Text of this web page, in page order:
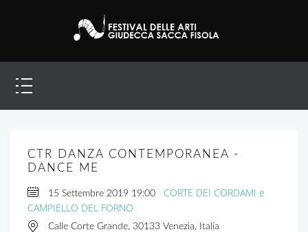
CTR DANZA CONTEMPORANEA -
DANCE ME
15 Settembre 2019 19:00
CORTE DEI CORDAMI e
CAMPIELLO DEL FORNO
Calle Corte Grande, 30133 Venezia, Italia